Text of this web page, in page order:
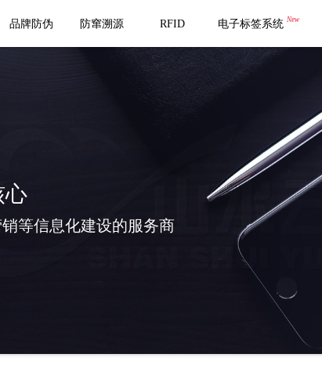
品牌防伪 防窜溯源 RFID 电子标签系统 New
心
等信息化建设的服务商